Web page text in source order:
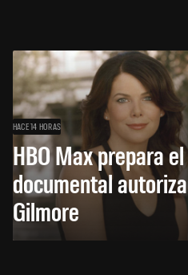
HACE 14 HORAS
HBO Max prepara
documental
Gilmore